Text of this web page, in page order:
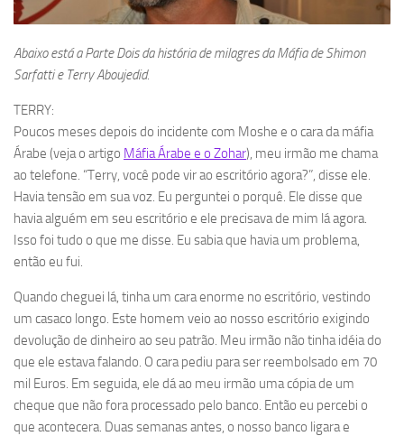
Abaixo está a Parte Dois da história de milagres da Máfia de Shimon
Sarfatti e Terry Aboujedid.
TERRY:
Poucos meses depois do incidente com Moshe e o cara da máfia
Árabe (veja o artigo Máfia Árabe e o Zohar), meu irmão me chama
ao telefone. “Terry, você pode vir ao escritório agora?”, disse ele.
Havia tensão em sua voz. Eu perguntei o porquê. Ele disse que
havia alguém em seu escritório e ele precisava de mim lá agora.
Isso foi tudo o que me disse. Eu sabia que havia um problema,
então eu fui.
Quando cheguei lá, tinha um cara enorme no escritório, vestindo
um casaco longo. Este homem veio ao nosso escritório exigindo
devolução de dinheiro ao seu patrão. Meu irmão não tinha idéia do
que ele estava falando. O cara pediu para ser reembolsado em 70
mil Euros. Em seguida, ele dá ao meu irmão uma cópia de um
cheque que não fora processado pelo banco. Então eu percebi o
que acontecera. Duas semanas antes, o nosso banco ligara e